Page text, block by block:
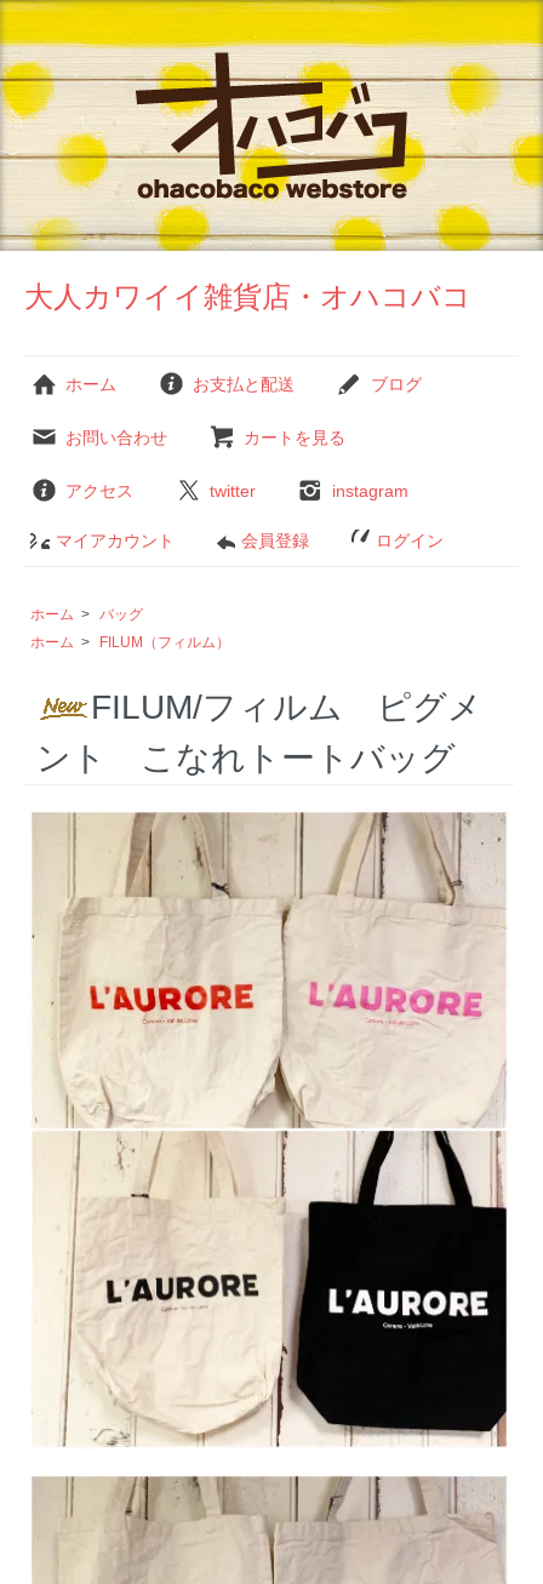
大人カワイイ雑貨店・オハコバコ
ホーム お支払と配送 ブログ
お問い合わせ カートを見る
アクセス twitter instagram
マイアカウント 会員登録 ログイン
ホーム > バッグ
ホーム > FILUM（フィルム）
FILUM/フィルム ピグメ
ント こなれトートバッグ